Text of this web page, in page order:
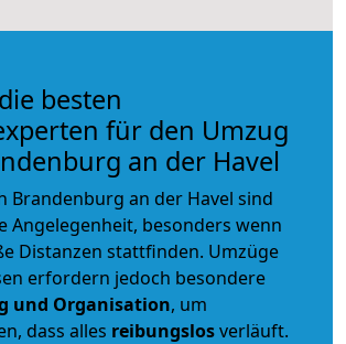
besten
für den Umzug
an der Havel
Brandenburg an der Havel sind
Angelegenheit, besonders wenn
Distanzen stattfinden. Umzüge
erfordern jedoch besondere
und Organisation, um
dass alles reibungslosverläuft.